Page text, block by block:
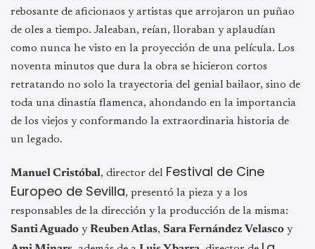
rebosante de aficionaos y artistas que arrojaron un puñao
de oles a tiempo. Jaleaban, reían, lloraban y aplaudían
como nunca he visto en la proyección de una película. Los
noventa minutos que dura la obra se hicieron cortos
retratando no solo la trayectoria del genial bailaor, sino de
toda una dinastía flamenca, ahondando en la importancia
de los viejos y conformando la extraordinaria historia de
un legado.
Manuel Cristóbal, director del Festival de Cine
Europeo de Sevilla, presentó la pieza y a los
responsables de la dirección y la producción de la misma:
Santi Aguado yReuben Atlas, Sara Fernández Velasco y